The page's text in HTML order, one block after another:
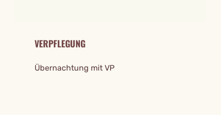
VERPFLEGUNG
Übernachtung mit VP